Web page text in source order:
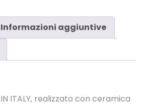
Informazioni aggiuntive
ITALY, realizzato con ceramica